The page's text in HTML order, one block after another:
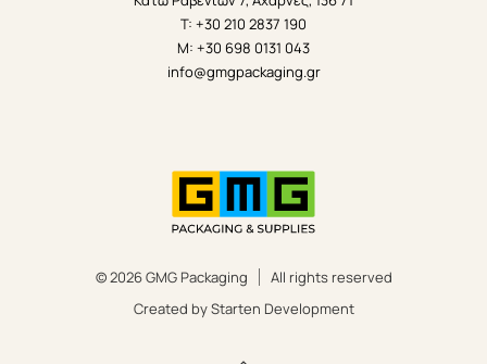
T: +30 210 2837 190
M: +30 698 0131 043
info@gmgpackaging.gr
© 2026 GMG Packaging
All rights reserved
Created by Starten Development